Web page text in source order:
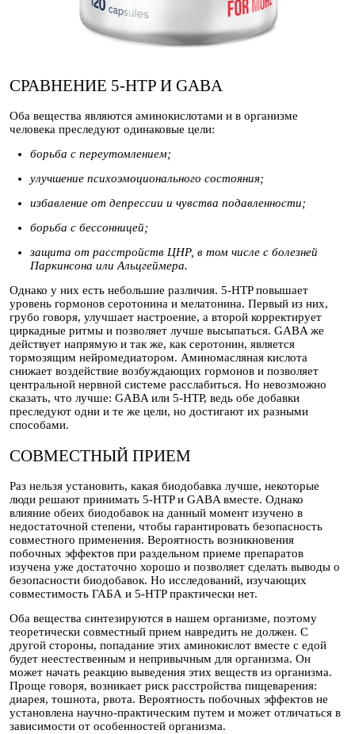
СРАВНЕНИЕ 5-HTP И GABA
Оба вещества являются аминокислотами и в организме
человека преследуют одинаковые цели:
борьба с переутомлением;
улучшение психоэмоционального состояния;
избавление от депрессии и чувства подавленности;
борьба с бессонницей;
защита от расстройств ЦНР, в том числе с болезней
Паркинсона или Альцгеймера.
Однако у них есть небольшие различия. 5-HTP повышает
уровень гормонов серотонина и мелатонина. Первый из них,
грубо говоря, улучшает настроение, а второй корректирует
циркадные ритмы и позволяет лучше высыпаться. GABA же
действует напрямую и так же, как серотонин, является
тормозящим нейромедиатором. Аминомасляная кислота
снижает воздействие возбуждающих гормонов и позволяет
центральной нервной системе расслабиться. Но невозможно
сказать, что лучше: GABA или 5-HTP, ведь обе добавки
преследуют одни и те же цели, но достигают их разными
способами.
СОВМЕСТНЫЙ ПРИЕМ
Раз нельзя установить, какая биодобавка лучше, некоторые
люди решают принимать 5-HTP и GABA вместе. Однако
влияние обеих биодобавок на данный момент изучено в
недостаточной степени, чтобы гарантировать безопасность
совместного применения. Вероятность возникновения
побочных эффектов при раздельном приеме препаратов
изучена уже достаточно хорошо и позволяет сделать выводы о
безопасности биодобавок. Но исследований, изучающих
совместимость ГАБА и 5-HTP практически нет.
Оба вещества синтезируются в нашем организме, поэтому
теоретически совместный прием навредить не должен. С
другой стороны, попадание этих аминокислот вместе с едой
будет неестественным и непривычным для организма. Он
может начать реакцию выведения этих веществ из организма.
Проще говоря, возникает риск расстройства пищеварения:
диарея, тошнота, рвота. Вероятность побочных эффектов не
установлена научно-практическим путем и может отличаться в
зависимости от особенностей организма.